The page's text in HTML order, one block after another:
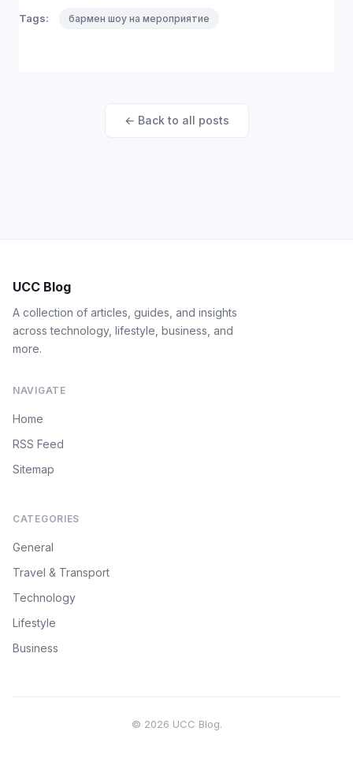
Tags: бармен шоу на мероприятие
← Back to all posts
UCC Blog
A collection of articles, guides, and insights
across technology, lifestyle, business, and
more.
NAVIGATE
Home
RSS Feed
Sitemap
CATEGORIES
General
Travel & Transport
Technology
Lifestyle
Business
© 2026 UCC Blog.